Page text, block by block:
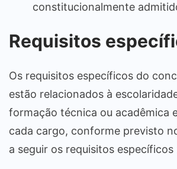
constitucionalmente
Requisitos
Os requisitos específicos do
estão relacionados à
formação técnica ou acadêmica
cada cargo, conforme previsto
a seguir os requisitos